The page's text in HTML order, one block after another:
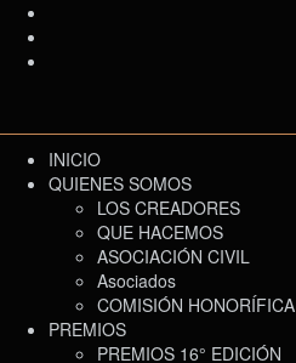
INICIO
QUIENES SOMOS
LOS CREADORES
QUE HACEMOS
ASOCIACIÓN CIVIL
Asociados
COMISIÓN HONORÍFICA
PREMIOS
PREMIOS 16° EDICIÓN